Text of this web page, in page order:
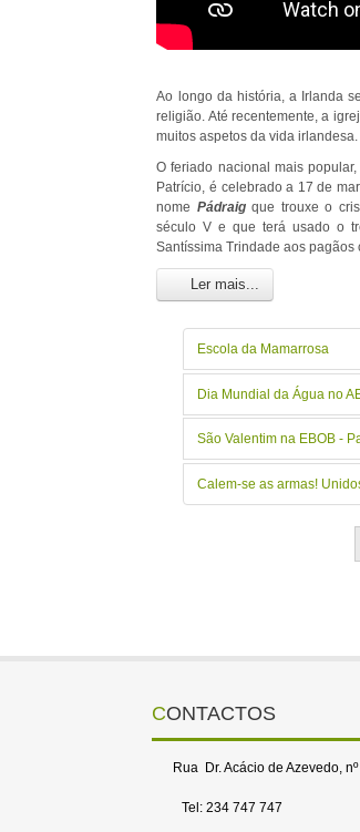
Ao longo da história, a Irlanda
religião. Até recentemente, a
muitos aspetos da vida irlandesa.
O feriado nacional mais popular,
Patrício, é celebrado a 17 de
nome Pádraigque trouxe o
século V e que terá usado o
Santíssima Trindadeaos pagãos
Ler mais...
Escola da Mamarrosa
Dia Mundial da Água no
São Valentim na EBOB -
Calem-se as armas!
CONTACTOS
Rua Dr. Acácio de Azevedo, nº
Tel: 234 747 747